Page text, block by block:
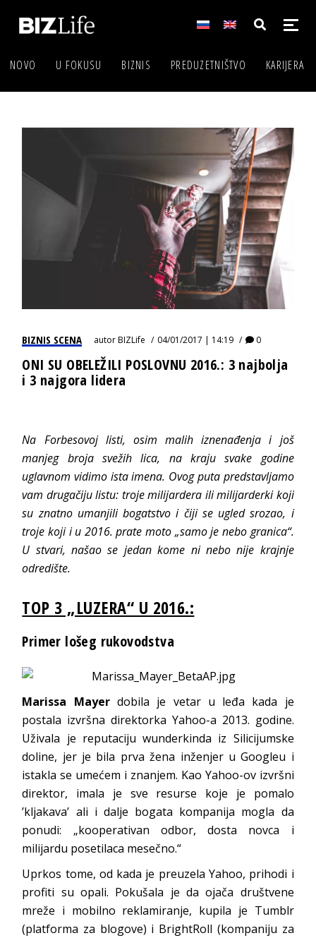
NOVO U FOKUSU BIZNIS PREDUZETNIŠTVO KARIJERA
BIZNIS SCENA autorBIZLife 04/01/2017 | 14:19 0
ONI SU OBELEŽILI POSLOVNU 2016.: 3 najbolja
i 3 najgora lidera
Na Forbesovoj listi, osim malih iznenađenja i još
manjeg broja svežih lica, na kraju svake godine
uglavnom vidimo ista imena. Ovog puta predstavljamo
vam drugačiju listu: troje milijardera ili milijarderki koji
su znatno umanjili bogatstvo i čiji se ugled srozao, i
troje koji i u 2016. prate moto „samo je nebo granica“.
U stvari, našao se jedan kome ni nebo nije krajnje
odredište.
TOP 3 „LUZERA“ U 2016.:
Primer lošeg rukovodstva
Marissa Mayerdobila je vetar u leđa kada je
postala izvršna direktorka Yahoo-a 2013. godine.
Uživala je reputaciju wunderkinda iz Silicijumske
doline, jer je bila prva žena inženjer u Googleu i
istakla se umećem i znanjem. Kao Yahoo-ov izvršni
direktor, imala je sve resurse koje je pomalo
’kljakava’ ali i dalje bogata kompanija mogla da
ponudi: „kooperativan odbor, dosta novca i
milijardu posetilaca mesečno.“
Uprkos tome, od kada je preuzela Yahoo, prihodi i
profiti su opali. Pokušala je da ojača društvene
mreže i mobilno reklamiranje, kupila je Tumblr
(platforma za blogove) i BrightRoll (kompaniju za